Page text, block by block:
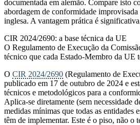
documentada em alemão. Compare isto
abordagem de conformidade improvisada
inglesa. A vantagem prática é
CIR 2024/2690: a base técnica da UE
O Regulamento de Execução da
técnico que cada Estado-Membro da UE
O CIR 2024/2690 (Regulamento de
publicado em 17 de outubro de 2024 e
técnicos e metodológicos para a
Aplica-se diretamente (sem necessidade
medidas mínimas que todas as entidades
têm de implementar. Este é o piso, não o